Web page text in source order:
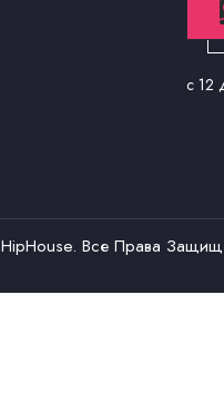
с 12
HipHouse. Все Права